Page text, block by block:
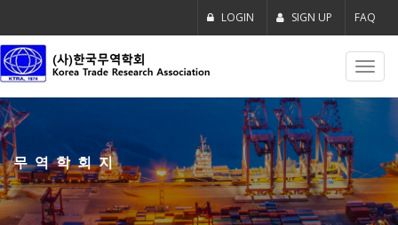
LOGIN SIGN UP FAQ
무역학회지